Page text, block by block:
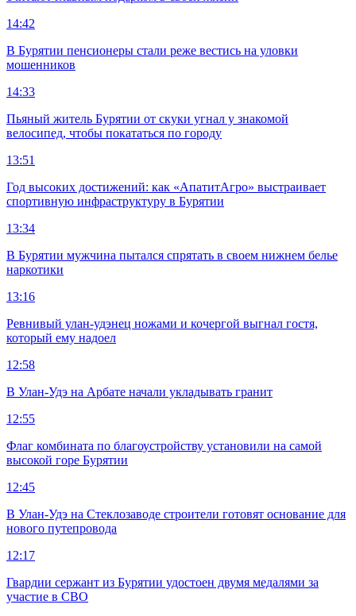
14:42
В Бурятии пенсионеры стали реже вестись на уловки
мошенников
14:33
Пьяный житель Бурятии от скуки угнал у знакомой
велосипед, чтобы покататься по городу
13:51
Год высоких достижений: как «АпатитАгро» выстраивает
спортивную инфраструктуру в Бурятии
13:34
В Бурятии мужчина пытался спрятать в своем нижнем белье
наркотики
13:16
Ревнивый улан-удэнец ножами и кочергой выгнал гостя,
который ему надоел
12:58
В Улан-Удэ на Арбате начали укладывать гранит
12:55
Флаг комбината по благоустройству установили на самой
высокой горе Бурятии
12:45
В Улан-Удэ на Стеклозаводе строители готовят основание для
нового путепровода
12:17
Гвардии сержант из Бурятии удостоен двумя медалями за
участие в СВО